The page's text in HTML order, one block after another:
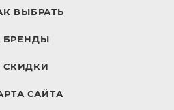
ВЫБРАТЬ
БРЕНДЫ
СКИДКИ
САЙТА